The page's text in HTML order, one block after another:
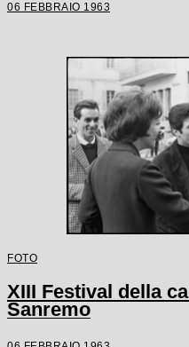
06 FEBBRAIO 1963
FOTO
XIII Festival della
Sanremo